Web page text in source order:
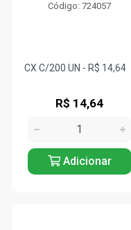
Código: 724057
R$ 14,64
Adicionar